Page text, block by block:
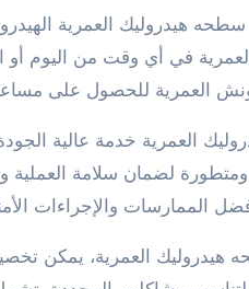
هيدروليك العمرية
في أي وقت من اليوم أو
ونش العمرية للحصول على
العمرية خدمة عالية
لضمان سلامة العملية
الممارسات والإجراءات
العمرية، يمكن